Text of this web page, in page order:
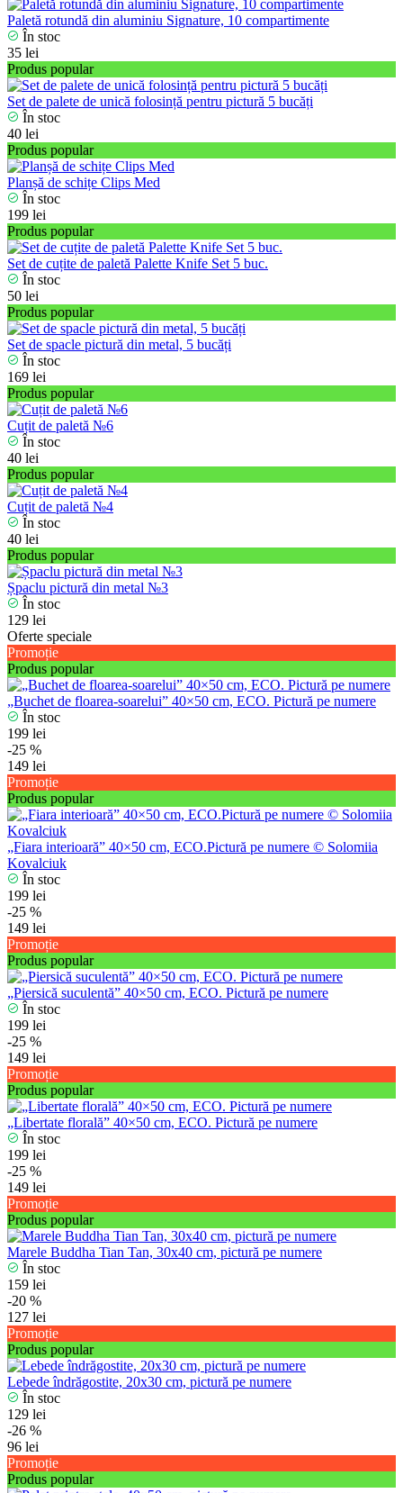
Paletă rotundă din aluminiu Signature, 10 compartimente
În stoc
35 lei
Produs popular
Set de palete de unică folosință pentru pictură 5 bucăți
În stoc
40 lei
Produs popular
Planșă de schițe Clips Med
În stoc
199 lei
Produs popular
Set de сuțite de paletă Palette Knife Set 5 buc.
În stoc
50 lei
Produs popular
Set de spacle pictură din metal, 5 bucăți
În stoc
169 lei
Produs popular
Cuțit de paletă №6
În stoc
40 lei
Produs popular
Cuțit de paletă №4
În stoc
40 lei
Produs popular
Șpaclu pictură din metal №3
În stoc
129 lei
Oferte speciale
Promoție
Produs popular
„Buchet de floarea-soarelui” 40×50 cm, ECO. Pictură pe numere
În stoc
199 lei
-25 %
149 lei
Promoție
Produs popular
„Fiara interioară” 40×50 cm, ECO.Pictură pe numere © Solomiia
Kovalciuk
În stoc
199 lei
-25 %
149 lei
Promoție
Produs popular
„Piersică suculentă” 40×50 cm, ECO. Pictură pe numere
În stoc
199 lei
-25 %
149 lei
Promoție
Produs popular
„Libertate florală” 40×50 cm, ECO. Pictură pe numere
În stoc
199 lei
-25 %
149 lei
Promoție
Produs popular
Marele Buddha Tian Tan, 30x40 cm, pictură pe numere
În stoc
159 lei
-20 %
127 lei
Promoție
Produs popular
Lebede îndrăgostite, 20x30 cm, pictură pe numere
În stoc
129 lei
-26 %
96 lei
Promoție
Produs popular